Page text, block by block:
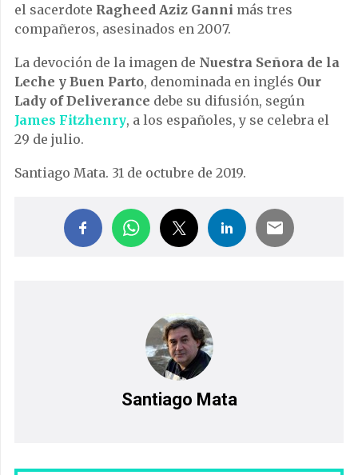
el sacerdote Ragheed Aziz Ganni más tres
compañeros, asesinados en 2007.
La devoción de la imagen de Nuestra Señora de la
Leche y Buen Parto, denominada en inglés Our
Lady of Deliverance debe su difusión, según
James Fitzhenry, a los españoles, y se celebra el
29 de julio.
Santiago Mata. 31 de octubre de 2019.
Santiago Mata